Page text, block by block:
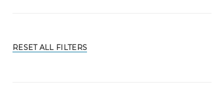
RESET ALL FILTERS